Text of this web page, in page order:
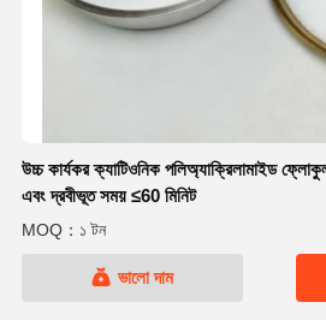
উচ্চ কার্যকর ক্যাটিওনিক পলিঅ্যাক্রিলামাইড
এবং দ্রবীভূত সময় ≤60 মিনিট
MOQ：১ টন
ভালো দাম